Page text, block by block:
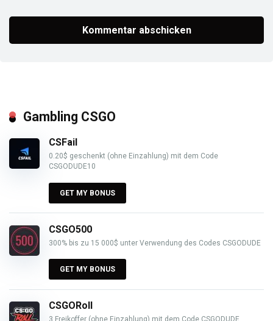
Gambling CSGO
CSFail
0.20$ geschenkt (ohne Einzahlung) mit dem Code
CSGODUDE10
GET MY BONUS
CSGO500
300% bis zu 15 000$ unter Verwendung des Codes CSGODUDE
GET MY BONUS
CSGORoll